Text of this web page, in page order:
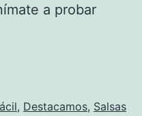
a probar
, Destacamos, Salsas